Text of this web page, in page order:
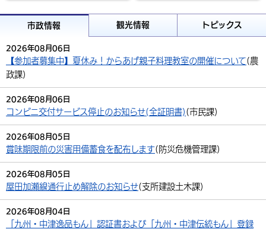
市政情報 観光情報 トピックス
2026年08月06日
【参加者募集中】夏休み！からあげ親子料理教室の開催について(農
政課)
2026年08月06日
コンビニ交付サービス停止のお知らせ(全証明書) (市民課)
2026年08月05日
賞味期限前の災害用備蓄食を配布します( 防災危機管理課)
2026年08月05日
屋田加瀬線通行止め解除のお知らせ(支所建設土木課)
2026年08月04日
「九州・中津逸品もん」認証書および「九州・中津伝統もん」登録